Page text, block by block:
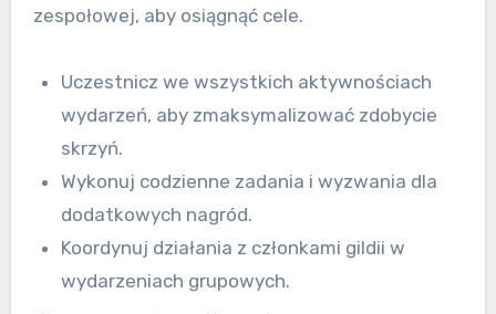
zespołowej, aby osiągnąć cele.
Uczestnicz we wszystkich aktywnościach
wydarzeń, aby zmaksymalizować zdobycie
skrzyń.
Wykonuj codzienne zadania i wyzwania dla
dodatkowych nagród.
Koordynuj działania z członkami gildii w
wydarzeniach grupowych.